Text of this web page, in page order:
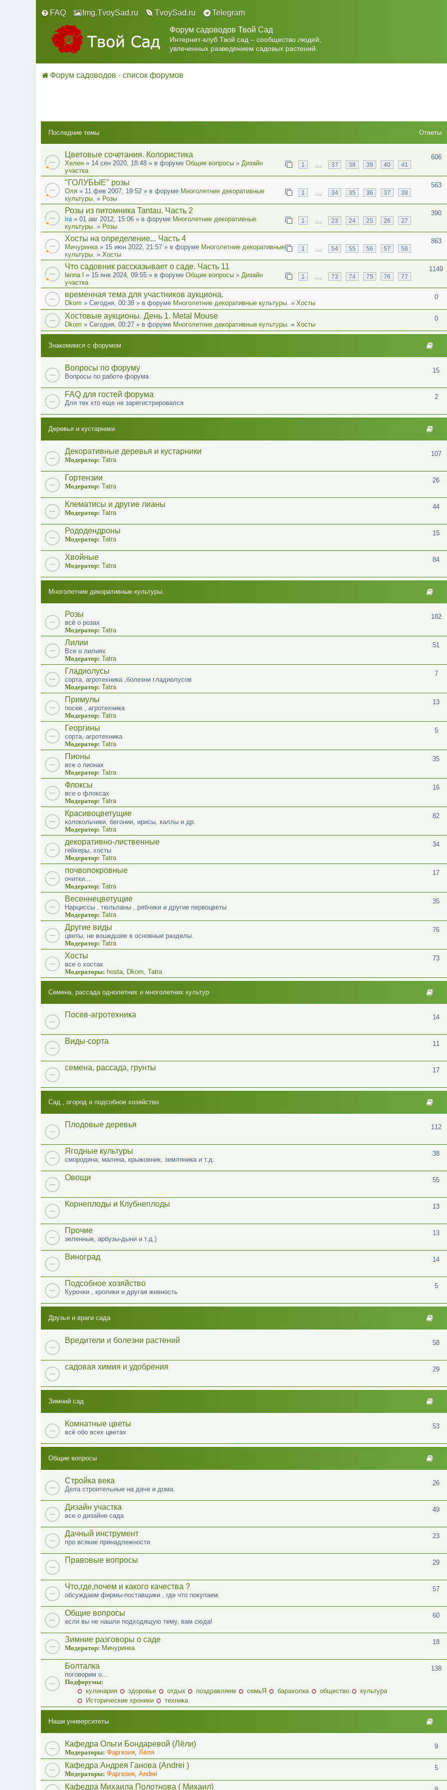
FAQ Img.TvoySad.ru TvoySad.ru
Telegram
Форум садоводов Твой Сад
Интернет-клуб Твой сад – сообщество людей,
увлеченных разведением садовых растений.
Форум садоводов - список форумов
Последние темы Ответы
Цветовые сочетания. Колористика
1 37 38 39 40 41
Хелен » 14 сен 2020, 18:48 » в форуме Общие вопросы » Дизайн
участка
606
"ГОЛУБЫЕ" розы
1 34 35 36 37 38
Оля » 11 фев 2007, 19:52 » в форуме Многолетние декоративные
культуры. » Розы
563
Розы из питомника Tantau. Часть 2
1 23 24 25 26 27
ira » 01 авг 2012, 15:06 » в форуме Многолетние декоративные
культуры. » Розы
390
Хосты на определение... Часть 4
1 54 55 56 57 58
Мичуринка » 15 июн 2022, 21:57 » в форуме Многолетние декоративные
культуры. » Хосты
863
Что садовник рассказывает о саде. Часть 11
1 73 74 75 76 77
lenna l » 15 янв 2024, 09:55 » в форуме Общие вопросы » Дизайн
участка
1149
временная тема для участников аукциона.
Dkom » Сегодня, 00:38 » в форуме Многолетние декоративные культуры. » Хосты
0
Хостовые аукционы. День 1. Metal Mouse
Dkom » Сегодня, 00:27 » в форуме Многолетние декоративные культуры. » Хосты
0
Знакомимся с форумом
Вопросы по форуму
Вопросы по работе форума
15
FAQ для гостей форума
Для тех кто еще не зарегистрировался
2
Деревья и кустарники
Декоративные деревья и кустарники
Модератор: Tatra
107
Гортензии
Модератор: Tatra
26
Клематисы и другие лианы
Модератор: Tatra
44
Рододендроны
Модератор: Tatra
15
Хвойные
Модератор: Tatra
84
Многолетние декоративные культуры.
Розы
всё о розах
Модератор: Tatra
182
Лилии
Все о лилиях
Модератор: Tatra
51
Гладиолусы
сорта, агротехника ,болезни гладиолусов
Модератор: Tatra
7
Примулы
посев , агротехника
Модератор: Tatra
13
Георгины
сорта, агротехника
Модератор: Tatra
5
Пионы
все о пионах
Модератор: Tatra
35
Флоксы
все о флоксах
Модератор: Tatra
16
Красивоцветущие
колокольчики, бегонии, ирисы, каллы и др.
Модератор: Tatra
82
декоративно-лиственные
гейхеры, хосты
Модератор: Tatra
34
почвопокровные
очитки...
Модератор: Tatra
17
Весеннецветущие
Нарциссы , тюльпаны , рябчики и другие первоцветы
Модератор: Tatra
35
Другие виды
цветы, не вошедшие в основные разделы.
Модератор: Tatra
76
Хосты
все о хостах
Модераторы: hosta Dkom Tatra
73
Семена, рассада однолетних и многолетних культур
Посев-агротехника 14
Виды-сорта 11
семена, рассада, грунты 17
Сад , огород и подсобное хозяйство
Плодовые деревья 112
Ягодные культуры
смородина, малина, крыжовник, земляника и т.д.
38
Овощи 55
Корнеплоды и Клубнеплоды 13
Прочие
зеленные, арбузы-дыни и т.д.)
13
Виноград 14
Подсобное хозяйство
Курочки , кролики и другая живность
5
Друзья и враги сада
Вредители и болезни растений 58
садовая химия и удобрения 29
Зимний сад
Комнатные цветы
всё обо всех цветах
53
Общие вопросы
Стройка века
Дела строительные на даче и дома.
26
Дизайн участка
все о дизайне сада
49
Дачный инструмент
про всякие принадлежности
23
Правовые вопросы 29
Что,где,почем и какого качества ?
обсуждаем фирмы-поставщики , где что покупаем.
57
Общие вопросы
если вы не нашли подходящую тему, вам сюда!
60
Зимние разговоры о саде
Модератор: Мичуринка
18
Болталка
поговорим о...
Подфорумы:
кулинария
здоровье отдых поздравляем семьЯ барахолка общество
культура
Исторические хроники
техника
138
Наши университеты
Кафедра Ольги Бондаревой (Лёли)
Модераторы: Фаргезия Лёля
9
Кафедра Андрея Ганова (Andrei )
Модераторы: Фаргезия Andrei
5
Кафедра Михаила Полотнова ( Михаил)